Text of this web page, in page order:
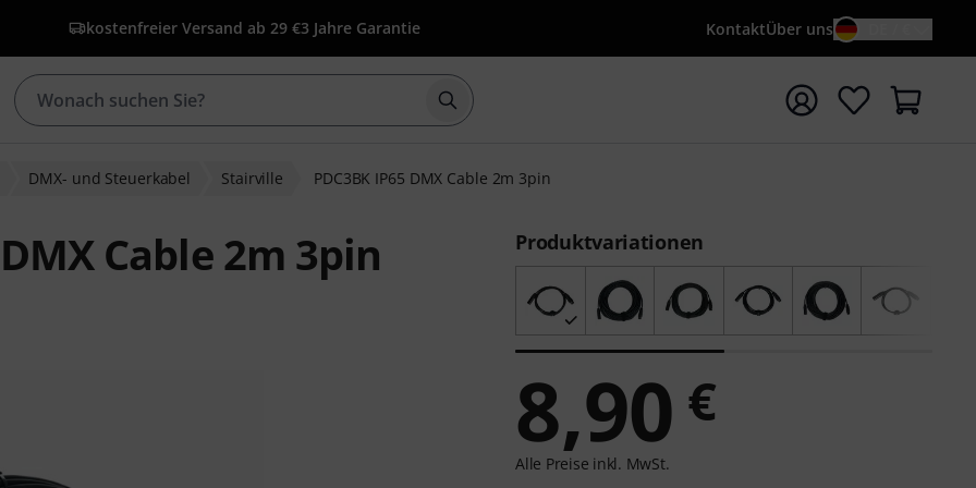
kostenfreier Versand ab 29 €3 Jahre Garantie KontaktÜber uns
Suche mit Suchwort {searchTerm} starten
DMX- und Steuerkabel Stairville PDC3BK IP65 DMX Cable 2m 3pin
Cable 2m 3pin Produktvariationen
8,90 €
Alle Preise inkl. MwSt.